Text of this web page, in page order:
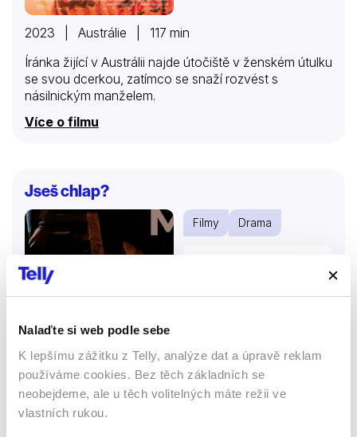
Nalaďte si web podle sebe
K lepšímu zážitku z Telly, analýze dat a úpravě reklam
používáme cookies. Bez těch základních se
neobejdeme, ale u těch volitelných máte režii ve
vlastních rukou.
2023 | Austrálie | 117 min
Íránka žijící v Austrálii najde útočiště v ženském útulku
se svou dcerkou, zatímco se snaží rozvést s
násilnickým manželem.
Více o filmu
Jseš chlap?
Filmy Drama